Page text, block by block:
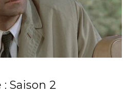
Saison 2